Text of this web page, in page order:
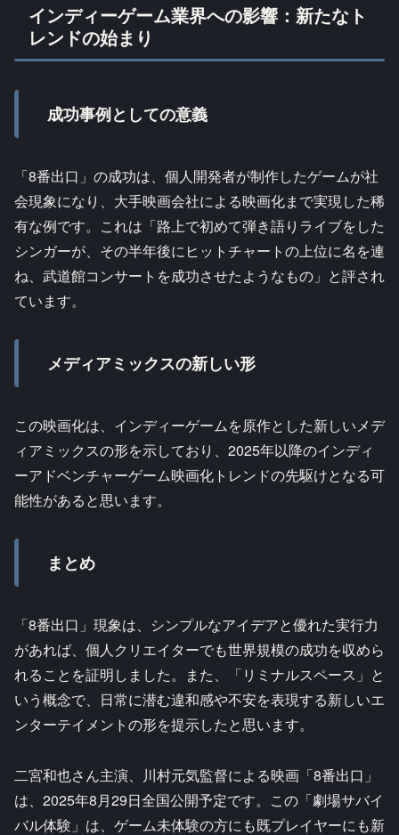
インディーゲーム業界への影響：新たなト
レンドの始まり
成功事例としての意義
「8番出口」の成功は、個人開発者が制作したゲームが社
会現象になり、大手映画会社による映画化まで実現した稀
有な例です。これは「路上で初めて弾き語りライブをした
シンガーが、その半年後にヒットチャートの上位に名を連
ね、武道館コンサートを成功させたようなもの」と評され
ています。
メディアミックスの新しい形
この映画化は、インディーゲームを原作とした新しいメデ
ィアミックスの形を示しており、2025年以降のインディ
ーアドベンチャーゲーム映画化トレンドの先駆けとなる可
能性があると思います。
まとめ
「8番出口」現象は、シンプルなアイデアと優れた実行力
があれば、個人クリエイターでも世界規模の成功を収めら
れることを証明しました。また、「リミナルスペース」と
いう概念で、日常に潜む違和感や不安を表現する新しいエ
ンターテイメントの形を提示したと思います。
二宮和也さん主演、川村元気監督による映画「8番出口」
は、2025年8月29日全国公開予定です。この「劇場サバイ
バル体験」は、ゲーム未体験の方にも既プレイヤーにも新